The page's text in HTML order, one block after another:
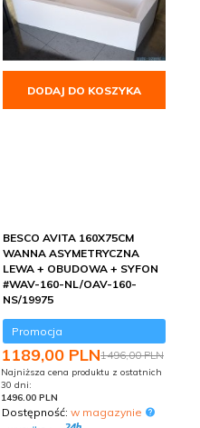
DODAJ DO KOSZYKA
BESCO AVITA 160X75CM
WANNA ASYMETRYCZNA
LEWA + OBUDOWA + SYFON
#WAV-160-NL/OAV-160-
NS/19975
Promocja
1189,00 PLN1496,00 PLN
Najniższa cena produktu z ostatnich
30 dni:
1496.00 PLN
Dostępność: w magazynie